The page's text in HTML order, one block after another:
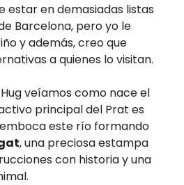
estar en demasiadas listas
Barcelona, pero yo le
y además, creo que
a quienes lo visitan.
veíamos como nace el
principal del Prat es
este río formando
, una preciosa estampa
con historia y una